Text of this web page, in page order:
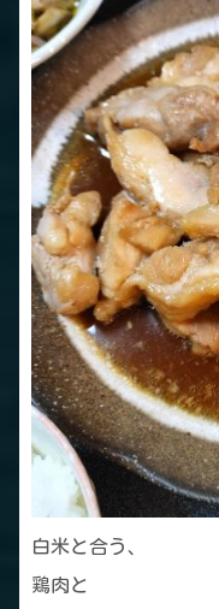
白米と合う、
鶏肉と